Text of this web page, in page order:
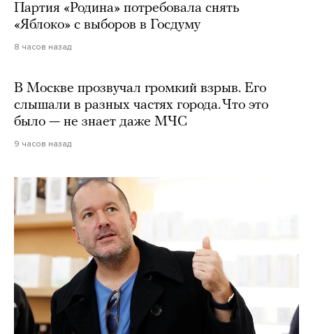
Партия «Родина» потребовала снять
«Яблоко» с выборов в Госдуму
8 часов назад
В Москве прозвучал громкий взрыв. Его
слышали в разных частях города. Что это
было — не знает даже МЧС
9 часов назад